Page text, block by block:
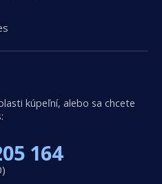
kúpeľní, alebo sa chcete
164